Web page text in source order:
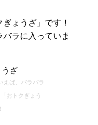
ょうざ」です！
ラに入っていま
えば、バラバラ
おトクぎょう